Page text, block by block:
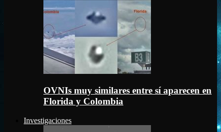
OVNIs muy similares entre sí aparecen en
Florida y Colombia
Investigaciones